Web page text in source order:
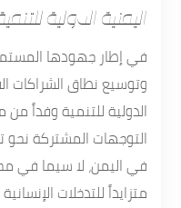
اليمنية الدولية
في إطار جهودها
وتوسيع نطاق الشراكات
الدولية للتنمية وفداً
التوجهات المشتركة نحو
في اليمن، لا سيما في
متزايداً للتدخلات